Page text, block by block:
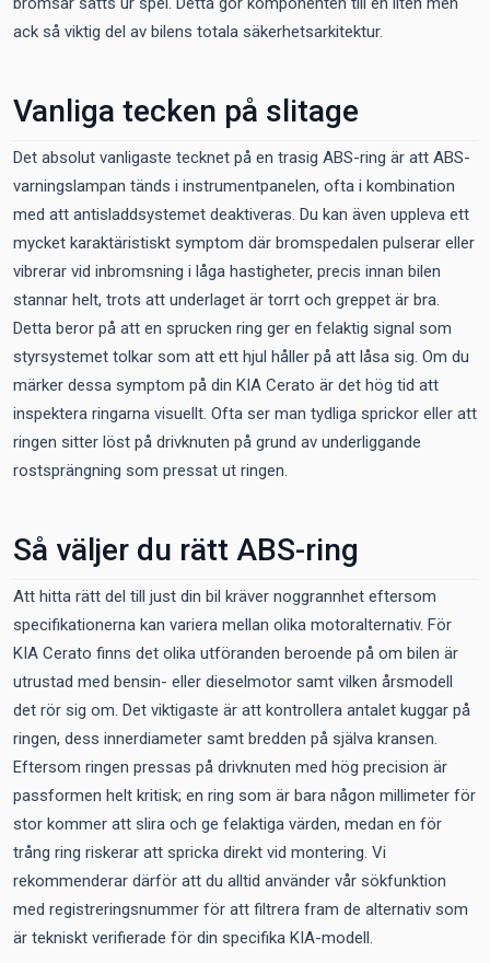
ack så viktig del av bilens totala säkerhetsarkitektur.
Vanliga tecken på slitage
Det absolut vanligaste tecknet på en trasig ABS-ring är att ABS-
varningslampan tänds i instrumentpanelen, ofta i kombination
med att antisladdsystemet deaktiveras. Du kan även uppleva ett
mycket karaktäristiskt symptom där bromspedalen pulserar eller
vibrerar vid inbromsning i låga hastigheter, precis innan bilen
stannar helt, trots att underlaget är torrt och greppet är bra.
Detta beror på att en sprucken ring ger en felaktig signal som
styrsystemet tolkar som att ett hjul håller på att låsa sig. Om du
märker dessa symptom på din KIA Cerato är det hög tid att
inspektera ringarna visuellt. Ofta ser man tydliga sprickor eller att
ringen sitter löst på drivknuten på grund av underliggande
rostsprängning som pressat ut ringen.
Så väljer du rätt ABS-ring
Att hitta rätt del till just din bil kräver noggrannhet eftersom
specifikationerna kan variera mellan olika motoralternativ. För
KIA Cerato finns det olika utföranden beroende på om bilen är
utrustad med bensin- eller dieselmotor samt vilken årsmodell
det rör sig om. Det viktigaste är att kontrollera antalet kuggar på
ringen, dess innerdiameter samt bredden på själva kransen.
Eftersom ringen pressas på drivknuten med hög precision är
passformen helt kritisk; en ring som är bara någon millimeter för
stor kommer att slira och ge felaktiga värden, medan en för
trång ring riskerar att spricka direkt vid montering. Vi
rekommenderar därför att du alltid använder vår sökfunktion
med registreringsnummer för att filtrera fram de alternativ som
är tekniskt verifierade för din specifika KIA-modell.